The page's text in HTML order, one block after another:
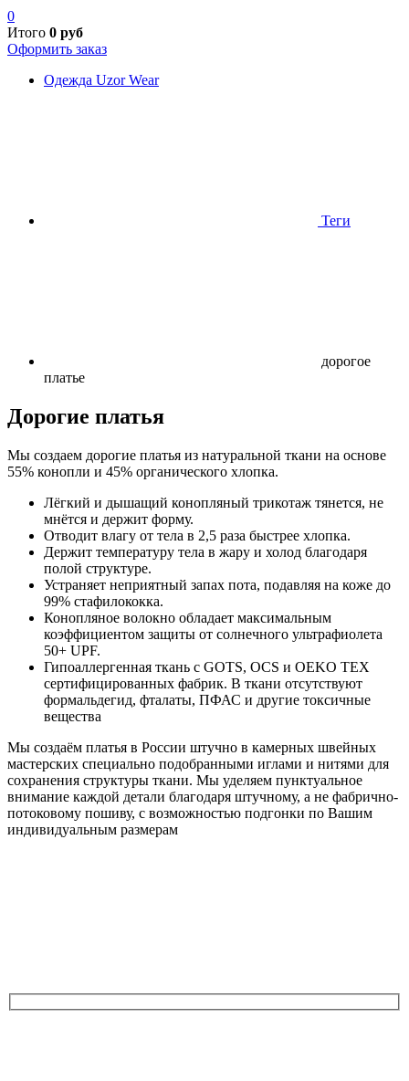
0
Итого 0 руб
Оформить заказ
Одежда Uzor Wear
Теги
дорогое
платье
Дорогие платья
Мы создаем дорогие платья из натуральной ткани на основе
55% конопли и 45% органического хлопка.
Лёгкий и дышащий конопляный трикотаж тянется, не
мнётся и держит форму.
Отводит влагу от тела в 2,5 раза быстрее хлопка.
Держит температуру тела в жару и холод благодаря
полой структуре.
Устраняет неприятный запах пота, подавляя на коже до
99% стафилококка.
Конопляное волокно обладает максимальным
коэффициентом защиты от солнечного ультрафиолета
50+ UPF.
Гипоаллергенная ткань с GOTS, OCS и OEKO TEX
сертифицированных фабрик. В ткани отсутствуют
формальдегид, фталаты, ПФАС и другие токсичные
вещества
Мы создаём платья в России штучно в камерных швейных
мастерских специально подобранными иглами и нитями для
сохранения структуры ткани. Мы уделяем пунктуальное
внимание каждой детали благодаря штучному, а не фабрично-
потоковому пошиву, с возможностью подгонки по Вашим
индивидуальным размерам